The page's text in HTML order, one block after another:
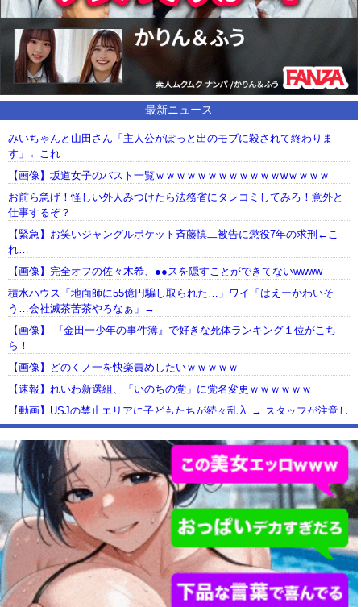
最新ニュース
みいちゃんと山田さん「主人公がぽっと出のモブに殺されて終わりま
す」←これ
【画像】坂道女子のバスト一覧ｗｗｗｗｗｗｗｗｗｗｗｗwｗｗｗｗ
お前ら急げ！怪しい外人みつけたら法務省にタレコミしてみろ！意外と
仕事するぞ？
【緊急】お笑いジャングルポケット斉藤慎二被告に懲役7年の求刑←こ
れ…
【画像】完全オフの佐々木希、●●スを隠すことができてないwwww
積水ハウス「地面師に55億円騙し取られた…」ワイ「はえーかわいそ
う…会社滅茶苦茶やろなぁ」→
【画像】 『金田一少年の事件簿』で好きな死体ランキング１位がこち
ら！
【画像】どのくノ一を快楽責めしたいｗｗｗｗｗ
【速報】れいわ新選組、「いのちの党」に党名変更ｗｗｗｗｗｗ
【動画】USJの禁止エリアに子どもたちが続々乱入 → スタッフが注意し
ても止まらない事態に
Powered by livedoor 相互RSS